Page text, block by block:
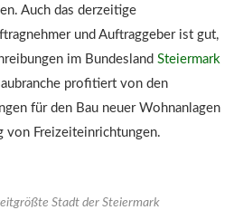
Auch das derzeitige
und Auftraggeber ist gut,
im Bundesland Steiermark
profitiert von den
für den Bau neuer Wohnanlagen
von Freizeiteinrichtungen.
Stadt der Steiermark